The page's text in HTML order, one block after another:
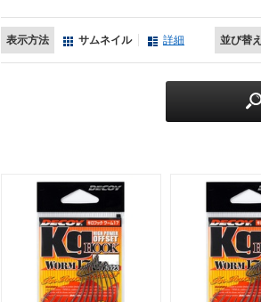
表示方法 サムネイル 詳細 並び替え